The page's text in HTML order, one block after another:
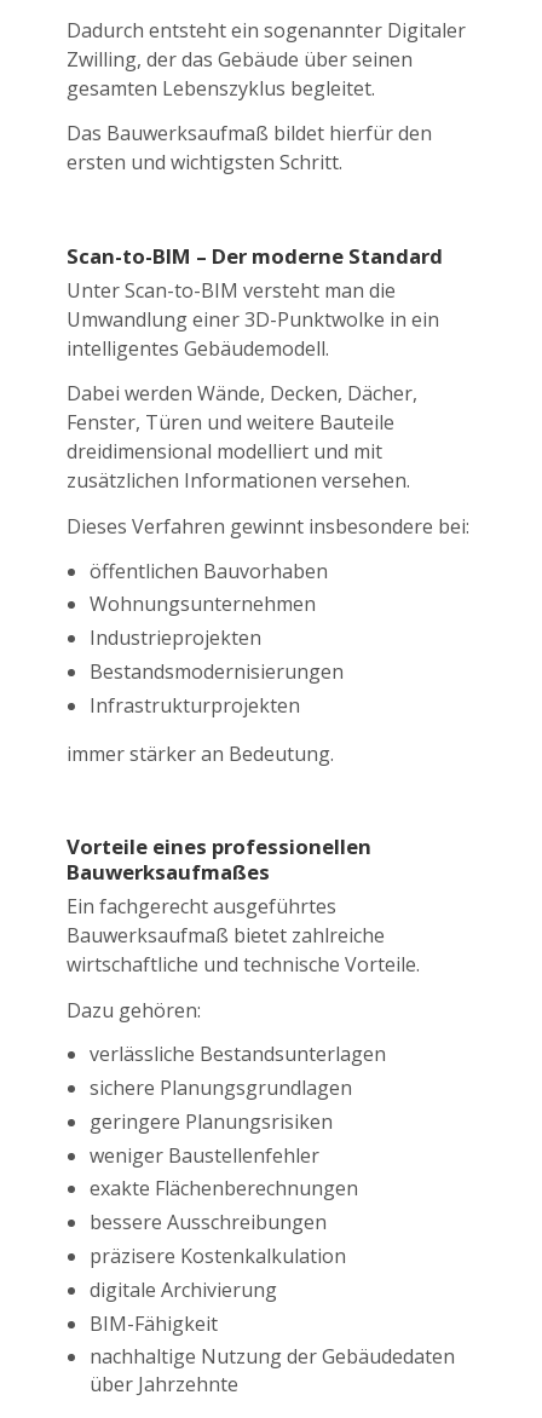
Dadurch entsteht ein sogenannter Digitaler
Zwilling, der das Gebäude über seinen
gesamten Lebenszyklus begleitet.
Das Bauwerksaufmaß bildet hierfür den
ersten und wichtigsten Schritt.
Scan-to-BIM – Der moderne Standard
Unter Scan-to-BIM versteht man die
Umwandlung einer 3D-Punktwolke in ein
intelligentes Gebäudemodell.
Dabei werden Wände, Decken, Dächer,
Fenster, Türen und weitere Bauteile
dreidimensional modelliert und mit
zusätzlichen Informationen versehen.
Dieses Verfahren gewinnt insbesondere bei:
öffentlichen Bauvorhaben
Wohnungsunternehmen
Industrieprojekten
Bestandsmodernisierungen
Infrastrukturprojekten
immer stärker an Bedeutung.
Vorteile eines professionellen
Bauwerksaufmaßes
Ein fachgerecht ausgeführtes
Bauwerksaufmaß bietet zahlreiche
wirtschaftliche und technische Vorteile.
Dazu gehören:
verlässliche Bestandsunterlagen
sichere Planungsgrundlagen
geringere Planungsrisiken
weniger Baustellenfehler
exakte Flächenberechnungen
bessere Ausschreibungen
präzisere Kostenkalkulation
digitale Archivierung
BIM-Fähigkeit
nachhaltige Nutzung der Gebäudedaten
über Jahrzehnte